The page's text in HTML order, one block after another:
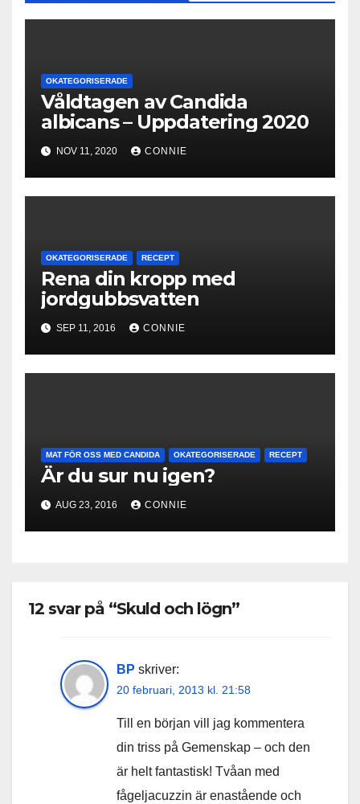
OKATEGORISERADE
Våldtagen av Candida
albicans – Uppdatering 2020
NOV 11, 2020 CONNIE
OKATEGORISERADE RECEPT
Rena din kropp med
jordgubbsvatten
SEP 11, 2016 CONNIE
MAT FÖR OSS MED CANDIDA OKATEGORISERADE RECEPT
Är du sur nu igen?
AUG 23, 2016 CONNIE
12 svar på “Skuld och lögn”
BP skriver:
20 februari, 2013 kl. 21:58
Till en början vill jag kommentera
din triss på Gemenskap – och den
är helt fantastisk! Tvåan med
fågeljacuzzin är enastående och